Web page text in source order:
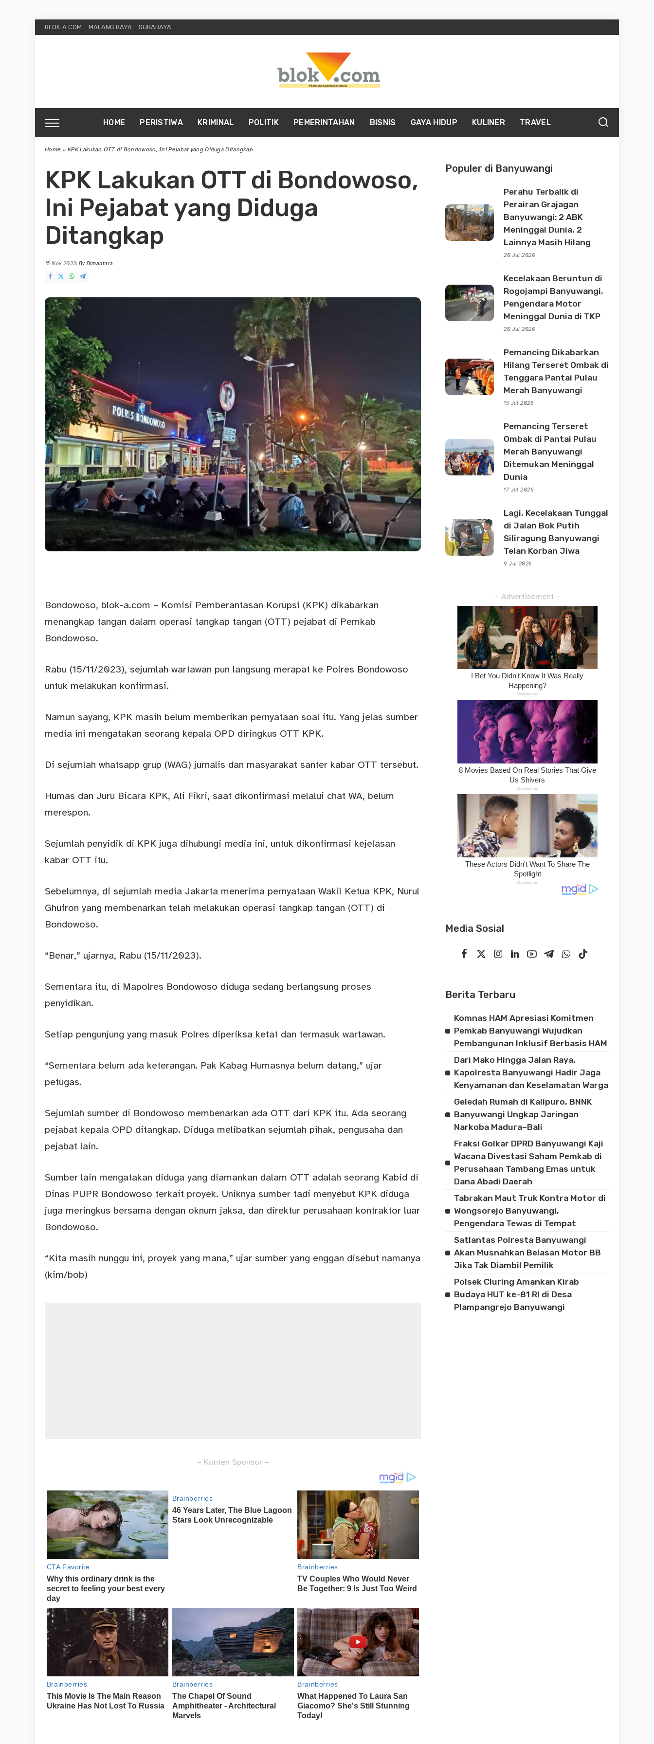
BLOK-A.COM MALANG RAYA SURABAYA
HOME PERISTIWA KRIMINAL POLITIK PEMERINTAHAN BISNIS GAYA HIDUP KULINER TRAVEL
Home »KPK Lakukan OTT di Bondowoso, Ini Pejabat yang Diduga Ditangkap
KPK Lakukan OTT di Bondowoso,
Ini Pejabat yang Diduga
Ditangkap
15 Nov 2023
Posted
by
By Bimantara
Bondowoso, blok-a.com – Komisi Pemberantasan Korupsi (KPK) dikabarkan
menangkap tangan dalam operasi tangkap tangan (OTT) pejabat di Pemkab
Bondowoso.
Rabu (15/11/2023), sejumlah wartawan pun langsung merapat ke Polres Bondowoso
untuk melakukan konfirmasi.
Namun sayang, KPK masih belum memberikan pernyataan soal itu. Yang jelas sumber
media ini mengatakan seorang kepala OPD diringkus OTT KPK.
Di sejumlah whatsapp grup (WAG) jurnalis dan masyarakat santer kabar OTT tersebut.
Humas dan Juru Bicara KPK, Ali Fikri, saat dikonfirmasi melalui chat WA, belum
merespon.
Sejumlah penyidik di KPK juga dihubungi media ini, untuk dikonfirmasi kejelasan
kabar OTT itu.
Sebelumnya, di sejumlah media Jakarta menerima pernyataan Wakil Ketua KPK, Nurul
Ghufron yang membenarkan telah melakukan operasi tangkap tangan (OTT) di
Bondowoso.
“Benar,” ujarnya, Rabu (15/11/2023).
Sementara itu, di Mapolres Bondowoso diduga sedang berlangsung proses
penyidikan.
Setiap pengunjung yang masuk Polres diperiksa ketat dan termasuk wartawan.
“Sementara belum ada keterangan. Pak Kabag Humasnya belum datang,” ujar
petugas.
Sejumlah sumber di Bondowoso membenarkan ada OTT dari KPK itu. Ada seorang
pejabat kepala OPD ditangkap. Diduga melibatkan sejumlah pihak, pengusaha dan
pejabat lain.
Sumber lain mengatakan diduga yang diamankan dalam OTT adalah seorang Kabid di
Dinas PUPR Bondowoso terkait proyek. Uniknya sumber tadi menyebut KPK diduga
juga meringkus bersama dengan oknum jaksa, dan direktur perusahaan kontraktor luar
Bondowoso.
“Kita masih nunggu ini, proyek yang mana,” ujar sumber yang enggan disebut namanya
(kim/bob)
– Konten Sponsor –
Populer di Banyuwangi
Perahu Terbalik di
Perairan Grajagan
Banyuwangi: 2 ABK
Meninggal Dunia, 2
Lainnya Masih Hilang
20 Jul 2026
Kecelakaan Beruntun di
Rogojampi Banyuwangi,
Pengendara Motor
Meninggal Dunia di TKP
20 Jul 2026
Pemancing Dikabarkan
Hilang Terseret Ombak di
Tenggara Pantai Pulau
Merah Banyuwangi
15 Jul 2026
Pemancing Terseret
Ombak di Pantai Pulau
Merah Banyuwangi
Ditemukan Meninggal
Dunia
17 Jul 2026
Lagi, Kecelakaan Tunggal
di Jalan Bok Putih
Siliragung Banyuwangi
Telan Korban Jiwa
9 Jul 2026
– Advertisement –
Media Sosial
Berita Terbaru
Komnas HAM Apresiasi Komitmen
Pemkab Banyuwangi Wujudkan
Pembangunan Inklusif Berbasis HAM
Dari Mako Hingga Jalan Raya,
Kapolresta Banyuwangi Hadir Jaga
Kenyamanan dan Keselamatan Warga
Geledah Rumah di Kalipuro, BNNK
Banyuwangi Ungkap Jaringan
Narkoba Madura–Bali
Fraksi Golkar DPRD Banyuwangi Kaji
Wacana Divestasi Saham Pemkab di
Perusahaan Tambang Emas untuk
Dana Abadi Daerah
Tabrakan Maut Truk Kontra Motor di
Wongsorejo Banyuwangi,
Pengendara Tewas di Tempat
Satlantas Polresta Banyuwangi
Akan Musnahkan Belasan Motor BB
Jika Tak Diambil Pemilik
Polsek Cluring Amankan Kirab
Budaya HUT ke-81 RI di Desa
Plampangrejo Banyuwangi